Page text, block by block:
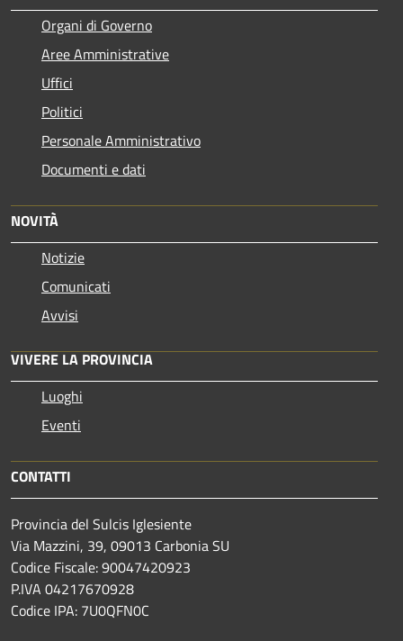
Organi di Governo
Aree Amministrative
Uffici
Politici
Personale Amministrativo
Documenti e dati
NOVITÀ
Notizie
Comunicati
Avvisi
VIVERE LA PROVINCIA
Luoghi
Eventi
CONTATTI
Provincia del Sulcis Iglesiente
Via Mazzini, 39, 09013 Carbonia SU
Codice Fiscale: 90047420923
P.IVA 04217670928
Codice IPA: 7U0QFN0C